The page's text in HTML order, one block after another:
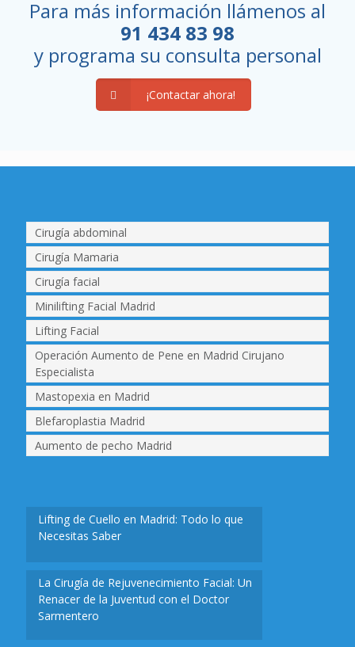
Para más información llámenos al
91 434 83 98
y programa su consulta personal
¡Contactar ahora!
Cirugía abdominal
Cirugía Mamaria
Cirugía facial
Minilifting Facial Madrid
Lifting Facial
Operación Aumento de Pene en Madrid Cirujano
Especialista
Mastopexia en Madrid
Blefaroplastia Madrid
Aumento de pecho Madrid
Lifting de Cuello en Madrid: Todo lo que
Necesitas Saber
La Cirugía de Rejuvenecimiento Facial: Un
Renacer de la Juventud con el Doctor
Sarmentero